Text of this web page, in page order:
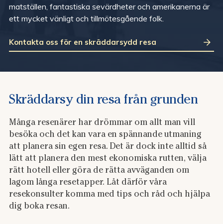
matställen, fantastiska sevärdheter och amerikanerna är
ett mycket vänligt och tillmötesgående folk.
Kontakta oss för en skräddarsydd resa
Skräddarsy din resa från grunden
Många resenärer har drömmar om allt man vill
besöka och det kan vara en spännande utmaning
att planera sin egen resa. Det är dock inte alltid så
lätt att planera den mest ekonomiska rutten, välja
rätt hotell eller göra de rätta avväganden om
lagom långa resetapper. Låt därför våra
resekonsulter komma med tips och råd och hjälpa
dig boka resan.